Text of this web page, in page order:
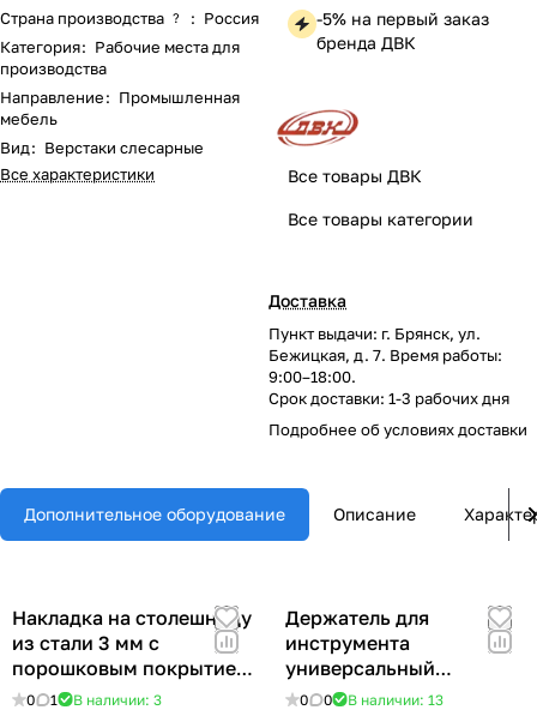
Страна производства ? : Россия
Категория: Рабочие места для
производства
Направление: Промышленная
мебель
Вид: Верстаки слесарные
Все характеристики
-5% на первый заказ
бренда ДВК
Все товары ДВК
Все товары категории
Доставка
Пункт выдачи: г. Брянск, ул.
Бежицкая, д. 7. Время работы:
9:00–18:00.
Срок доставки: 1-3 рабочих дня
Подробнее обусловиях доставки
Дополнительное оборудование Описание
Накладка на столешницу
из стали 3 мм с
порошковым покрытием
(ширина 800 мм) ER-
0 1 В наличии: 3
Держатель для
инструмента
универсальный
57x383x185 мм ER-
0 0 В наличии: 13